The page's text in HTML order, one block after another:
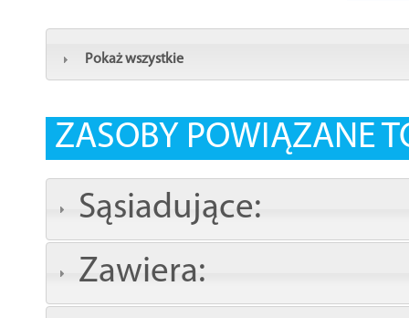
Pokaż wszystkie
ZASOBY POWIĄZANE
Sąsiadujące:
Zawiera: